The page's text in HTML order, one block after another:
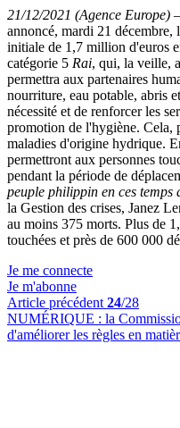
21/12/2021 (Agence Europe) –
annoncé, mardi 21 décembre,
initiale de 1,7 million d'euros
catégorie 5 Rai, qui, la veille,
permettra aux partenaires
nourriture, eau potable, abris
nécessité et de renforcer les
promotion de l'hygiène. Cela,
maladies d'origine hydrique.
permettront aux personnes
pendant la période de
peuple philippin en ces temps
la Gestion des crises, Janez
au moins 375 morts. Plus de
touchées et près de 600 000
Je me connecte
Je m'abonne
Article précédent 24/28
NUMÉRIQUE : la
d'améliorer les règles en